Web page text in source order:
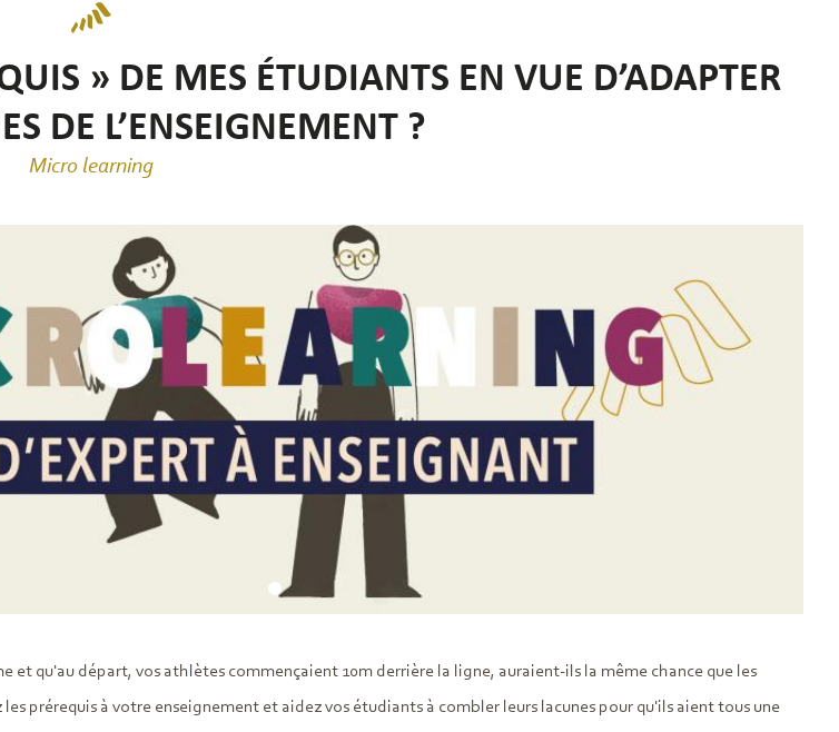
» DE MES ÉTUDIANTS EN VUE D’ADAPTER
DE L’ENSEIGNEMENT ?
Micro learning
et qu'au départ, vos athlètes commençaient 10m derrière la ligne, auraient-ils la même chance que les
prérequis à votre enseignement et aidez vos étudiants à combler leurs lacunes pour qu'ils aient tous une